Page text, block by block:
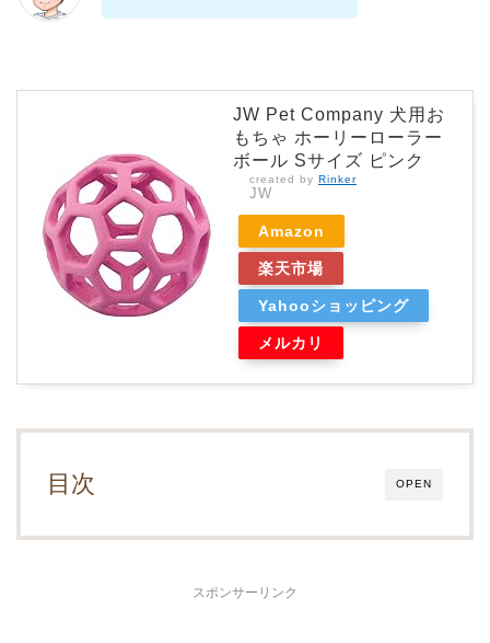
JW Pet Company 犬用お
もちゃ ホーリーローラー
ボール Sサイズ ピンク
created by Rinker
JW
Amazon
楽天市場
Yahooショッピング
メルカリ
OPEN
目次
スポンサーリンク